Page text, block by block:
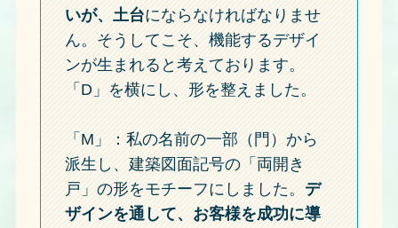
いが、土台にならなければなりませ
ん。そうしてこそ、機能するデザイ
ンが生まれると考えております。
「D」を横にし、形を整えました。
「M」：私の名前の一部（門）から
派生し、建築図面記号の「両開き
戸」の形をモチーフにしました。 デ
ザインを通して、お客様を成功に導